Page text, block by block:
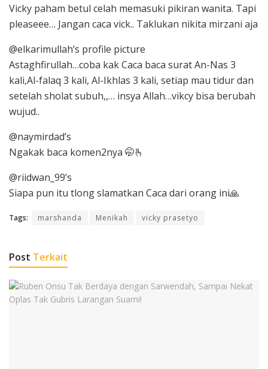
Vicky paham betul celah memasuki pikiran wanita. Tapi
pleaseee… Jangan caca vick.. Taklukan nikita mirzani aja
@elkarimullah’s profile picture
Astaghfirullah…coba kak Caca baca surat An-Nas 3
kali,Al-falaq 3 kali, Al-Ikhlas 3 kali, setiap mau tidur dan
setelah sholat subuh,,… insya Allah…vikcy bisa berubah
wujud..
@naymirdad’s
Ngakak baca komen2nya 🤭🫰
@riidwan_99’s
Siapa pun itu tlong slamatkan Caca dari orang ini🙏
Tags: marshanda Menikah vicky prasetyo
Post Terkait